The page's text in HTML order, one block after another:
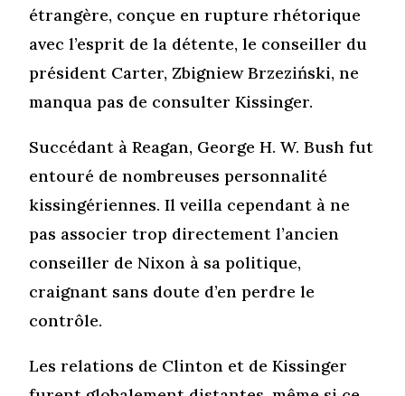
étrangère, conçue en rupture rhétorique
avec l’esprit de la détente, le conseiller du
président Carter, Zbigniew Brzeziński, ne
manqua pas de consulter Kissinger.
Succédant à Reagan, George H. W. Bush fut
entouré de nombreuses personnalité
kissingériennes. Il veilla cependant à ne
pas associer trop directement l’ancien
conseiller de Nixon à sa politique,
craignant sans doute d’en perdre le
contrôle.
Les relations de Clinton et de Kissinger